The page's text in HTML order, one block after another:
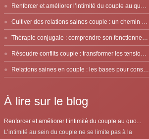
Renforcer et améliorer l’intimité du couple au quotidien
Cultiver des relations saines couple : un chemin à deux
Thérapie conjugale : comprendre son fonctionnement pour avancer à deux
Résoudre conflits couple : transformer les tensions en dialogue constructif
Relations saines en couple : les bases pour construire un lien durable
À lire sur le blog
Renforcer et améliorer l’intimité du couple au quo...
L’intimité au sein du couple ne se limite pas à la